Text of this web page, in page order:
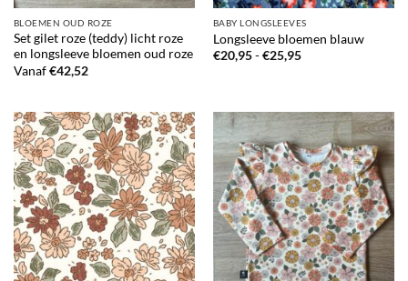
BLOEMEN OUD ROZE
Set gilet roze (teddy) licht roze
en longsleeve bloemen oud roze
Vanaf €42,52
BABY LONGSLEEVES
Longsleeve bloemen blauw
€20,95 - €25,95Prijsklasse: